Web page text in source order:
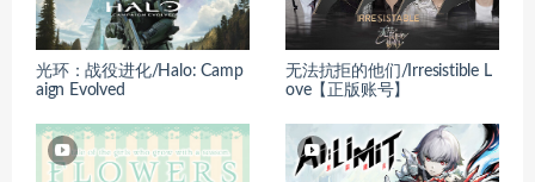
光环：战役进化/Halo: Camp
aign Evolved
无法抗拒的他们/Irresistible L
ove【正版账号】